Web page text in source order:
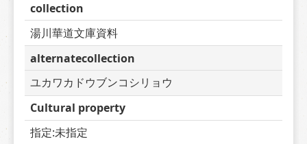
collection
湯川華道文庫資料
alternatecollection
ユカワカドウブンコシリョウ
Cultural property
指定:未指定